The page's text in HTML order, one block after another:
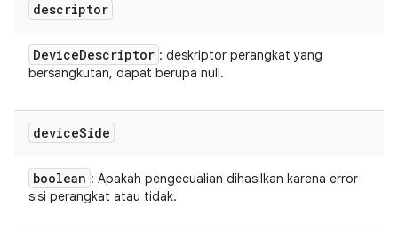
descriptor
DeviceDescriptor : deskriptor perangkat yang
bersangkutan, dapat berupa null.
deviceSide
boolean : Apakah pengecualian dihasilkan karena error
sisi perangkat atau tidak.